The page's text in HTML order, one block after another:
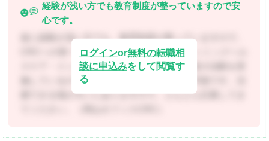
経験が浅い方でも教育制度が整っていますので安
心です。
仮に経験が浅い方でも、教育制度が整っていますので、
CRCへの第一歩を踏み出してほしいです。シミックヘル
スケア・インスティテュートでは様々な疾患の治験を実
施しているので、知識の幅を広げることが可能です。活
躍できる場が大いにありますので、どんどん応募してき
ログインor無料の転職相
談に申込みをして閲覧す
る